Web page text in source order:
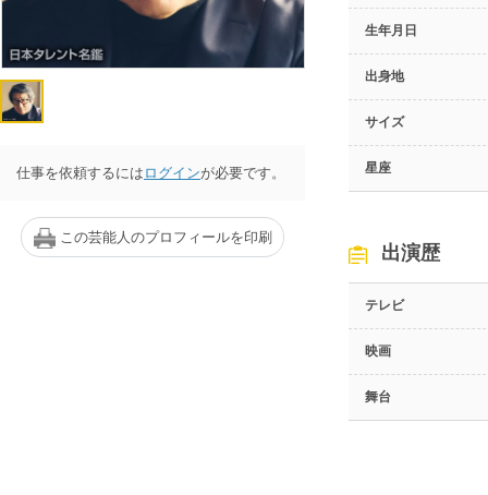
仕事を依頼するには ログインが必要です。
この芸能人のプロフィールを印刷
生年月日
出身地
サイズ
星座
出演歴
テレビ
映画
舞台